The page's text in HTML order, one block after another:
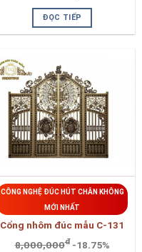
ĐỌC TIẾP
CÔNG NGHỆ ĐÚC HÚT CHÂN KHÔNG
MỚI NHẤT
Cổng nhôm đúc mẫu C-131
8,000,000đ -18.75%